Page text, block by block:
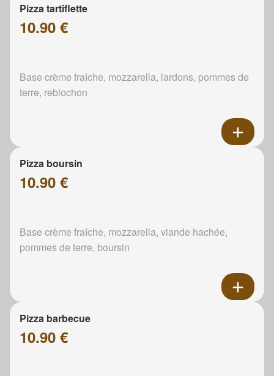
Pizza tartiflette
10.90 €
Base crème fraîche, mozzarella, lardons, pommes de
terre, reblochon
Pizza boursin
10.90 €
Base crème fraîche, mozzarella, viande hachée,
pommes de terre, boursin
Pizza barbecue
10.90 €